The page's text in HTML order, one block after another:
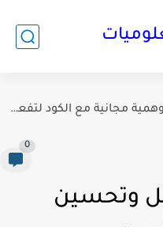
أفضل مواقع أرقام وهمية مجانية مع الكود لتفعيل الحسابات 2026
وتحسين